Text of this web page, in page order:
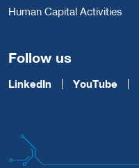
Human Capital Activities
Follow us
LinkedIn YouTube